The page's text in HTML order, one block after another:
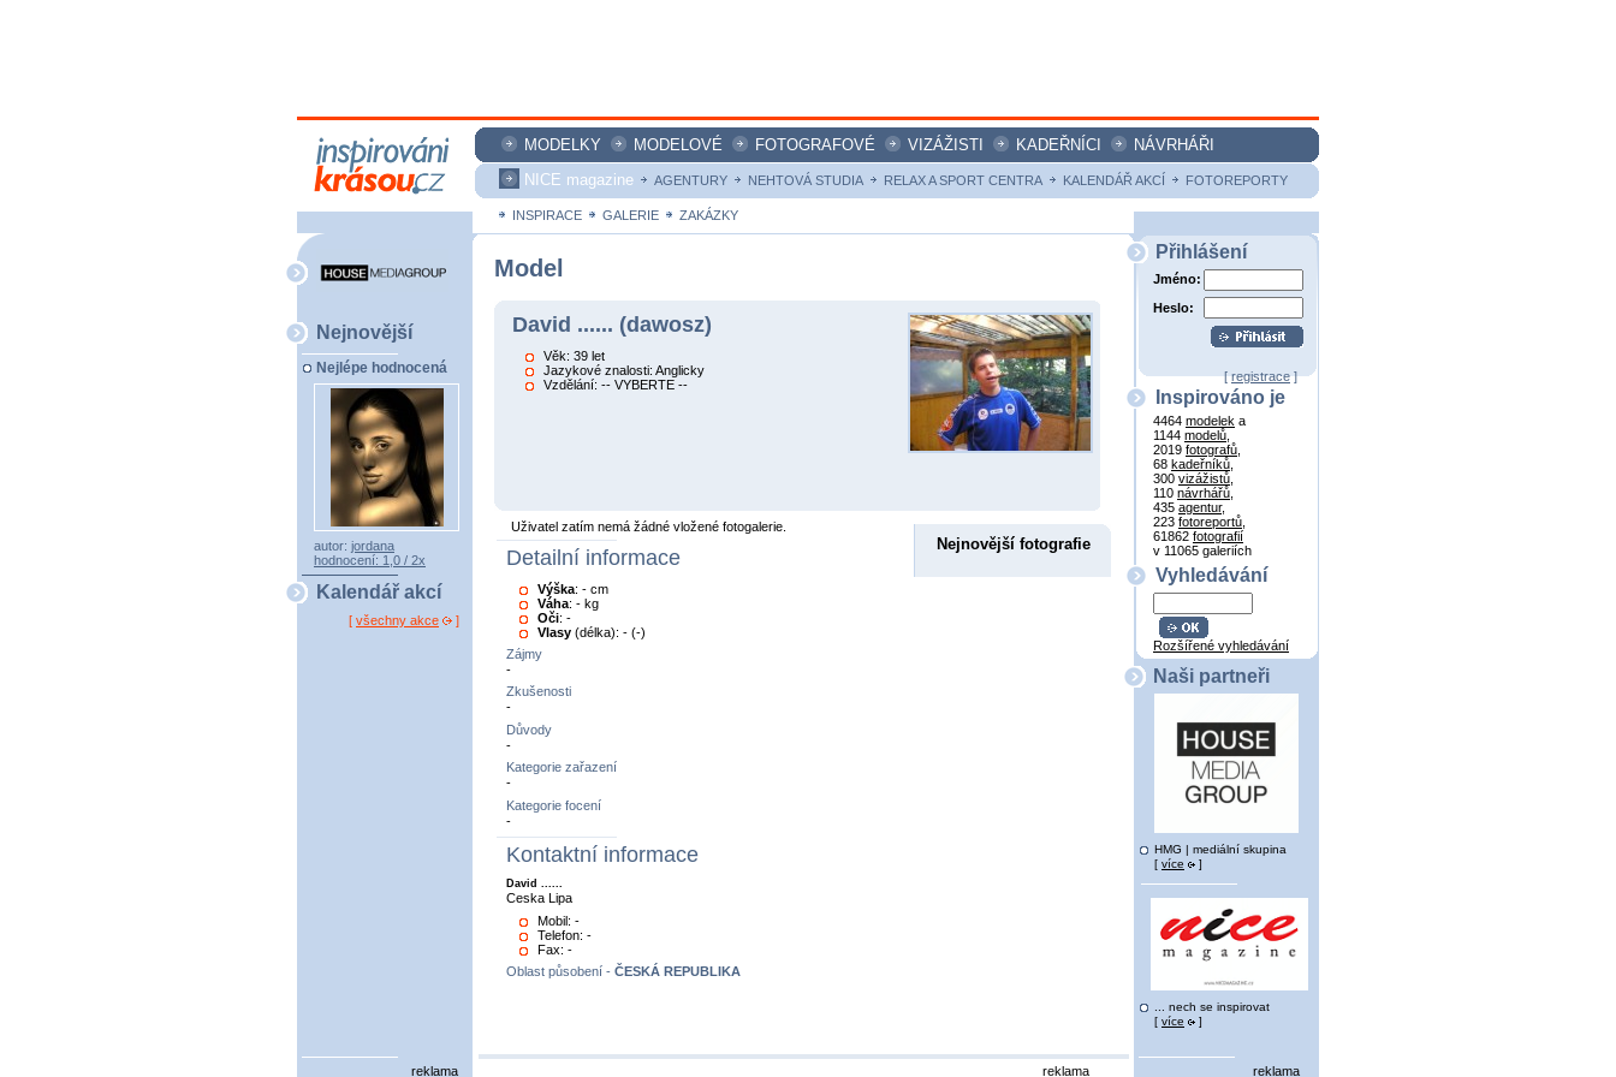
MODELKY MODELOVÉ FOTOGRAFOVÉ VIZÁŽISTI KADEŘNÍCI
NÁVRHÁŘI
NICE magazine
AGENTURY NEHTOVÁ STUDIA RELAX A SPORT CENTRA KALENDÁŘ AKCÍ FOTOREPORTY
INSPIRACE GALERIE ZAKÁZKY
Nejnovější
Nejlépe hodnocená
autor: jordana
hodnocení: 1,0 / 2x
Kalendář akcí
[ všechny akce ]
Model
David ...... (dawosz)
Věk: 39 let
Jazykové znalosti: Anglicky
Vzdělání: -- VYBERTE --
Nejnovější fotografie
Uživatel zatím nemá žádné vložené fotogalerie.
Detailní informace
Výška: - cm
Váha: - kg
Oči: -
Vlasy (délka): - (-)
Zájmy
-
Zkušenosti
-
Důvody
-
Kategorie zařazení
-
Kategorie focení
-
Kontaktní informace
David ......
Ceska Lipa
Mobil: -
Telefon: -
Fax: -
Oblast působení - ČESKÁ REPUBLIKA
Přihlášení
Jméno:
Heslo:
[registrace]
Inspirováno je
4464 modelek a
1144 modelů
2019 fotografů
68 kadeřníků
300 vizážistů
110 návrhářů
435 agentur,
223 fotoreportů
61862 fotografií
v 11065 galeriích
Vyhledávání
Rozšířené vyhledávání
Naši partneři
HMG | mediální skupina
[ více ]
... nech se inspirovat
[ více ]
reklama reklama reklama